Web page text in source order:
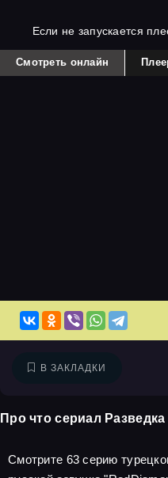
Если не запускается
Смотреть онлайн
В ЗАКЛАДКИ
Про что сериал
Смотрите 63 серию